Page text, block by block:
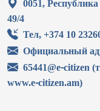
0051,
49/4
Тел, +374 10
Официальный
65441@e-citizen
www.e-citizen.am)